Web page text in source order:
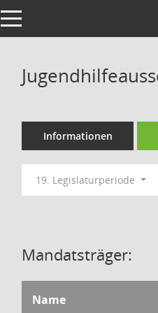
Toggle navigation
Informationen
19. Legislaturperiode
Mandatsträger:
Name